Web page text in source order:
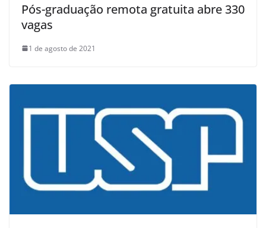
Pós-graduação remota gratuita abre 330
vagas
1 de agosto de 2021